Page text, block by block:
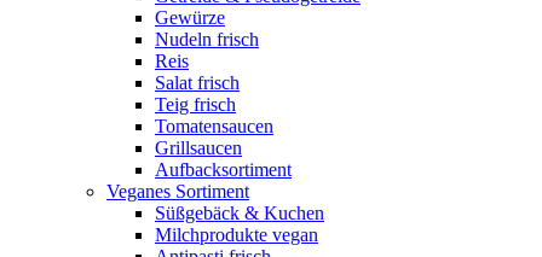
Gewürze
Nudeln frisch
Reis
Salat frisch
Teig frisch
Tomatensaucen
Grillsaucen
Aufbacksortiment
Veganes Sortiment
Süßgebäck & Kuchen
Milchprodukte vegan